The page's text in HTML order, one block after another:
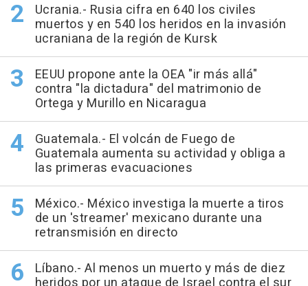
Ucrania.- Rusia cifra en 640 los civiles
muertos y en 540 los heridos en la invasión
ucraniana de la región de Kursk
EEUU propone ante la OEA "ir más allá"
contra "la dictadura" del matrimonio de
Ortega y Murillo en Nicaragua
Guatemala.- El volcán de Fuego de
Guatemala aumenta su actividad y obliga a
las primeras evacuaciones
México.- México investiga la muerte a tiros
de un 'streamer' mexicano durante una
retransmisión en directo
Líbano.- Al menos un muerto y más de diez